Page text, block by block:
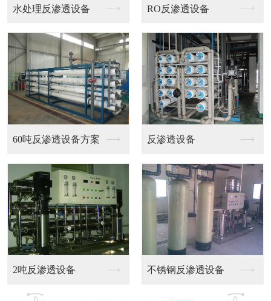
荣华荣181
反渗透设备陶氏膜大系... 桶装水超滤膜
荣华荣